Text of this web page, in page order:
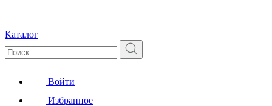
Каталог
Войти
Избранное